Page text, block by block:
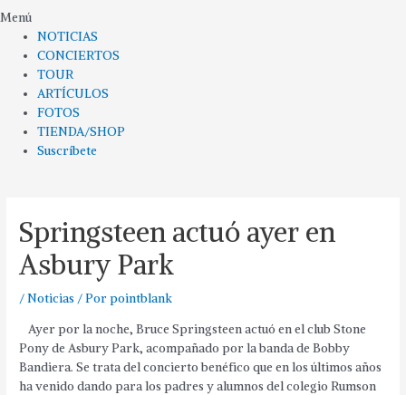
Menú
NOTICIAS
CONCIERTOS
TOUR
ARTÍCULOS
FOTOS
TIENDA/SHOP
Suscríbete
Springsteen actuó ayer en
Asbury Park
/Noticias / Porpointblank
Ayer por la noche, Bruce Springsteen actuó en el club Stone
Pony de Asbury Park, acompañado por la banda de Bobby
Bandiera. Se trata del concierto benéfico que en los últimos años
ha venido dando para los padres y alumnos del colegio Rumson